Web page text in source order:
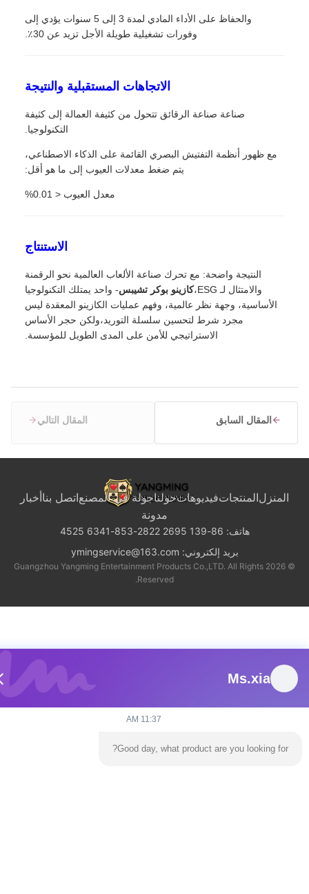
والحفاظ على الأداء المادي لمدة 3 إلى 5 سنوات يؤدي إلى
وفورات تشغيلية طويلة الأجل تزيد عن 30٪.
الاتجاهات المستقبلية والنتيجة
صناعة صناعة الرقائق تتحول من كثيفة العمالة إلى كثيفة
التكنولوجيا.
مع ظهور أنظمة التفتيش البصري القائمة على الذكاء الاصطناعي،
يتم ضغط معدلات العيوب إلى ما هو أقل:
معدل العيوب < 0.01%
الاستنتاج
النتيجة واضحة: مع تحرك صناعة الألعاب العالمية نحو الرقمنة
والامتثال لـ ESG،
كازينو بوكر تشيبس- واحد يمتلك التكنولوجيا
الأساسية، وجهة نظر عالمية، وفهم عمليات الكازينو المعقدة ليس
مجرد شرط لتحسين سلسلة التوريد،ولكن حجر الأساس
الاستراتيجي للأمن على المدى الطويل للمؤسسة.
المقال السابق المقال التالي
المنتجاتفيديوهاتحولناجولة في المصنعاتصل بناأخبار
مدونة
هاتف:86-139 2695 2822-853-6341 4525
بريد إلكتروني: ymingservice@163.com
© 2026 Guangzhou Yangming Entertainment Products Co.,LTD. All Rights
Reserved.
Ms.xia
Good day, what product are you looking